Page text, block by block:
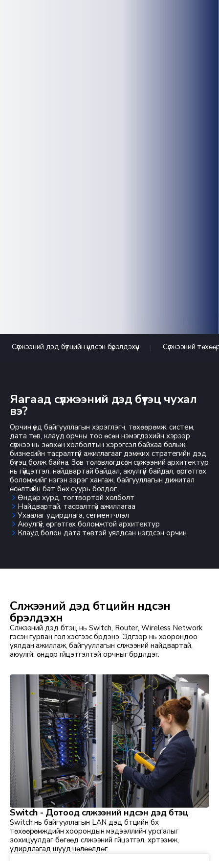
Сүлжээний дэд бүтцийн үндсэн бүрэлдэхүүн Сүлжээний
Яагаад сүлжээний дэд бүтэц чухал
вэ?
Орчин үед байгууллагын хэрэглэгч, төхөөрөмж, систем,
дата төв, клауд орчны тоо өсөн нэмэгдэхийн хэрээр
сүлжээ нь зөвхөн холболтын хэрэгсэл байхаа больж,
бизнесийн тасралтгүй ажиллагааг дэмжих стратегийн дэд
бүтэц болж байна. Зөв төлөвлөгдсөн сүлжээний архитектур
нь гүйцэтгэл, найдвартай байдал, аюулгүй байдал, өргөтгөх
боломжийг нэгэн зэрэг хангаж, байгууллагын дижитал
өсөлтийн бат бөх суурь болдог.
Өндөр хурд, тогтвортой холболт
Найдвартай, тасралтгүй ажиллагаа
Ухаалаг удирдлага, сегментчлэл
Аюулгүй, өргөтгөх боломжтой архитектур
Клауд болон дата төвтэй уялдсан нэгдсэн орчин
Сүлжээний дэд бүтцийн үндсэн
бүрэлдэхүүн
Сүлжээний дэд бүтэц нь Switch, Router, Wireless Network
гэсэн гурван гол хэсгээс бүрдэнэ. Эдгээр нь хоорондоо
уялдан ажиллаж, байгууллагын сүлжээний найдвартай,
аюулгүй, өндөр гүйцэтгэлтэй орчныг бүрдүүлдэг.
Switch - Дотоод сүлжээний үндсэн дэд бүтэц
Switch нь байгууллагын LAN дэд бүтцийн бүх
төхөөрөмжүүдийн хоорондын мэдээллийн урсгалыг
зохицуулдаг бөгөөд сүлжээний гүйцэтгэл, хүртээмж,
удирдлагад шууд нөлөөлдөг.